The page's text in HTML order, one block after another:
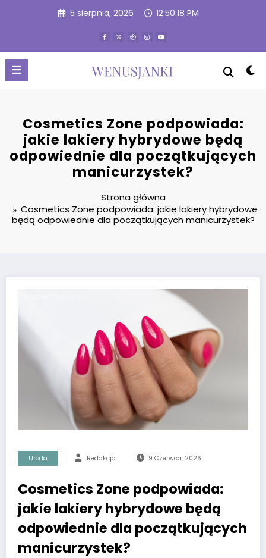
5 sierpnia, 2026 12:50:19 PM
Cosmetics Zone podpowiada:
jakie lakiery hybrydowe będą
odpowiednie dla początkujących
manicurzystek?
Strona główna
Cosmetics Zone podpowiada: jakie lakiery hybrydowe
będą odpowiednie dla początkujących manicurzystek?
Uroda Redakcja 9 Czerwca, 2026
Cosmetics Zone podpowiada:
jakie lakiery hybrydowe będą
odpowiednie dla początkujących
manicurzystek?